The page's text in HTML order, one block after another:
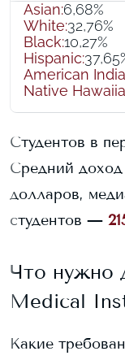
Asian:6,68%
White:32,76%
Black:10,27%
Hispanic:
American
Native
Студентов в
Средний
долларов,
студентов —
Что нужно
Medical
Какие